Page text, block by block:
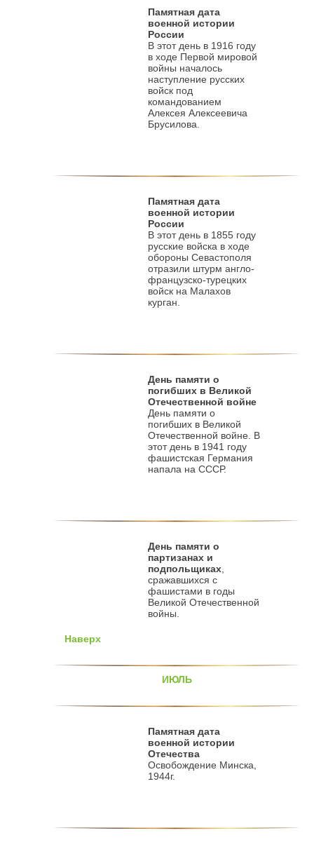
Памятная дата
военной истории
России
В этот день в 1916 году
в ходе Первой мировой
войны началось
наступление русских
войск под
командованием
Алексея Алексеевича
Брусилова.
Памятная дата
военной истории
России
В этот день в 1855 году
русские войска в ходе
обороны Севастополя
отразили штурм англо-
французско-турецких
войск на Малахов
курган.
День памяти о
погибших в Великой
Отечественной войне
День памяти о
погибших в Великой
Отечественной войне. В
этот день в 1941 году
фашистская Германия
напала на СССР.
День памяти о
партизанах и
подпольщиках
сражавшихся с
фашистами в годы
Великой Отечественной
войны.
Наверх
ИЮЛЬ
Памятная дата
военной истории
Отечества
Освобождение Минска,
1944г.